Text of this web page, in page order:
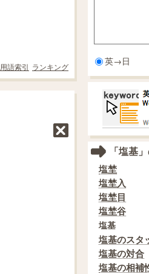
用語索引 ランキング
英→日
「塩基
塩埜
塩埜入
塩埜目
塩埜谷
塩基
塩基のスタ
塩基の対合
塩基の相補